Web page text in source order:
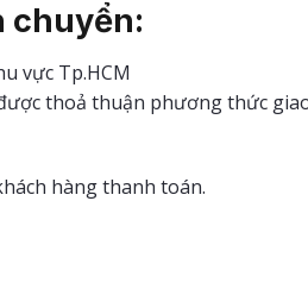
chuyển:
vực Tp.HCM
thoả thuận phương thức
hàng thanh toán.